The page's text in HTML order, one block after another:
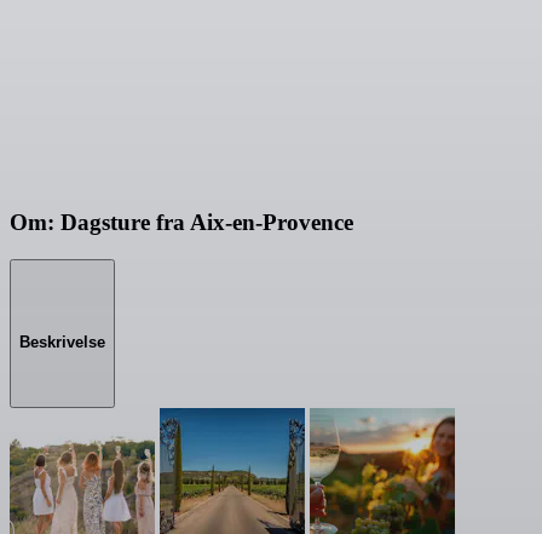
Om: Dagsture fra Aix-en-Provence
Beskrivelse